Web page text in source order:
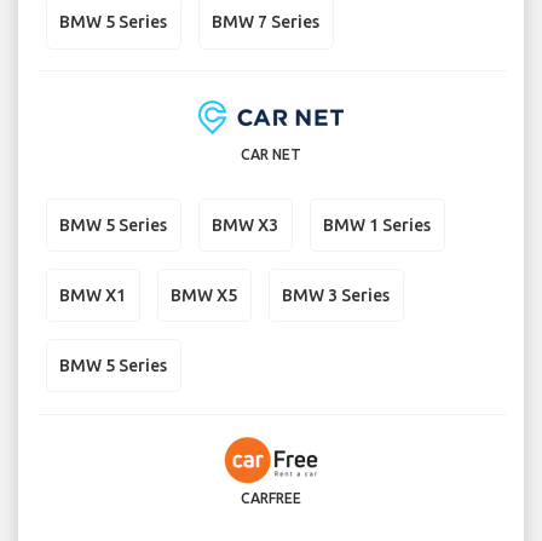
BMW 5 Series BMW 7 Series
CAR NET
BMW 5 Series BMW X3 BMW 1 Series
BMW X1 BMW X5 BMW 3 Series
BMW 5 Series
CARFREE